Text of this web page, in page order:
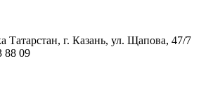
Татарстан, г. Казань, ул. Щапова, 47/7
88 09